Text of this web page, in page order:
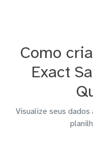
Como
Exact
Visualize seus